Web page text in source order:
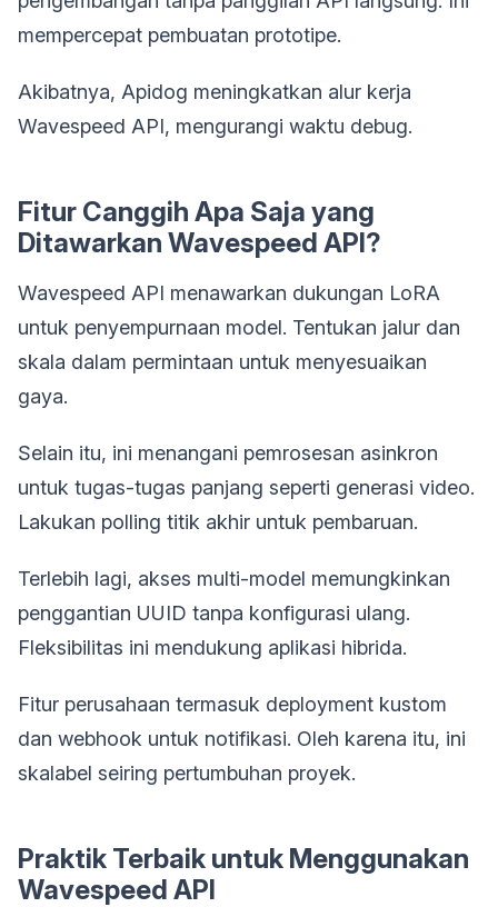
mempercepat pembuatan prototipe.
Akibatnya, Apidog meningkatkan alur kerja
Wavespeed API, mengurangi waktu debug.
Fitur Canggih Apa Saja yang
Ditawarkan Wavespeed API?
Wavespeed API menawarkan dukungan LoRA
untuk penyempurnaan model. Tentukan jalur dan
skala dalam permintaan untuk menyesuaikan
gaya.
Selain itu, ini menangani pemrosesan asinkron
untuk tugas-tugas panjang seperti generasi video.
Lakukan polling titik akhir untuk pembaruan.
Terlebih lagi, akses multi-model memungkinkan
penggantian UUID tanpa konfigurasi ulang.
Fleksibilitas ini mendukung aplikasi hibrida.
Fitur perusahaan termasuk deployment kustom
dan webhook untuk notifikasi. Oleh karena itu, ini
skalabel seiring pertumbuhan proyek.
Praktik Terbaik untuk Menggunakan
Wavespeed API